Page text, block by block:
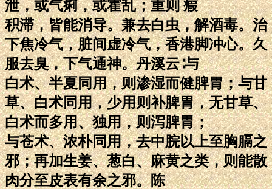
泄，或气痢，或霍乱；重则 瘕
积滞，皆能消导。兼去白虫，解酒毒。治
下焦冷气，脏间虚冷气，香港脚冲心。久
服去臭，下气通神。丹溪云∶与
白术、半夏同用，则渗湿而健脾胃；与甘
草、白术同用，少用则补脾胃，无甘草、
白术而多用、独用，则泻脾胃；
与苍术、浓朴同用，去中脘以上至胸膈之
邪；再加生姜、葱白、麻黄之类，则能散
肉分至皮表有余之邪。陈